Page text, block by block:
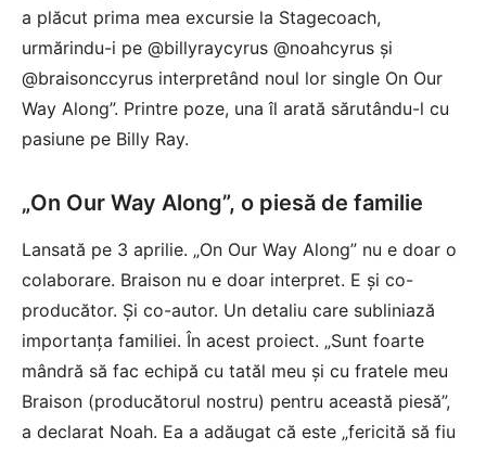
a plăcut prima mea excursie la Stagecoach,
urmărindu-i pe @billyraycyrus @noahcyrus și
@braisonccyrus interpretând noul lor single On Our
Way Along”. Printre poze, una îl arată sărutându-l cu
pasiune pe Billy Ray.
„On Our Way Along”, o piesă de familie
Lansată pe 3 aprilie. „On Our Way Along” nu e doar o
colaborare. Braison nu e doar interpret. E și co-
producător. Și co-autor. Un detaliu care subliniază
importanța familiei. În acest proiect. „Sunt foarte
mândră să fac echipă cu tatăl meu și cu fratele meu
Braison (producătorul nostru) pentru această piesă”,
a declarat Noah. Ea a adăugat că este „fericită să fiu